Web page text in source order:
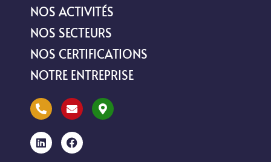
NOS ACTIVITÉS
NOS SECTEURS
NOS CERTIFICATIONS
NOTRE ENTREPRISE